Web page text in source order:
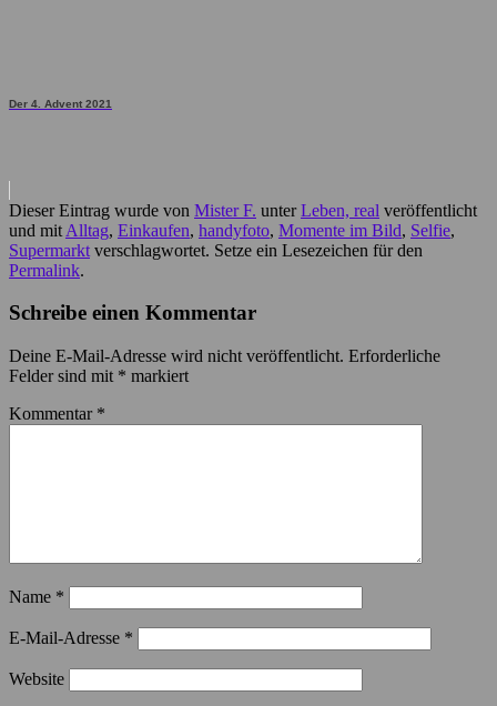
Der 4. Advent 2021
Dieser Eintrag wurde von Mister F. unterLeben, real veröffentlicht
und mit Alltag, Einkaufen, handyfoto, Momente im Bild, Selfie,
Supermarkt verschlagwortet. Setze ein Lesezeichen für den
Permalink.
Schreibe einen Kommentar
Deine E-Mail-Adresse wird nicht veröffentlicht. Erforderliche
Felder sind mit * markiert
Kommentar *
Name *
E-Mail-Adresse *
Website